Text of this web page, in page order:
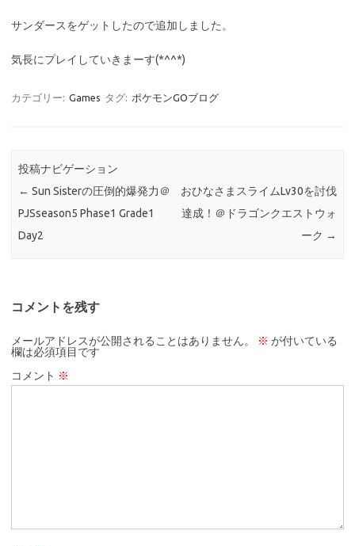
サンダースをゲットしたので追加しました。
気長にプレイしていきまーす(*^^*)
カテゴリー: Games タグ: ポケモンGOブログ
投稿ナビゲーション
← Sun Sisterの圧倒的爆発力＠
PJSseason5 Phase1 Grade1
Day2
おひなさまスライムLv30を討伐
達成！＠ドラゴンクエストウォ
ーク →
コメントを残す
メールアドレスが公開されることはありません。 ※ が付いている
欄は必須項目です
コメント ※